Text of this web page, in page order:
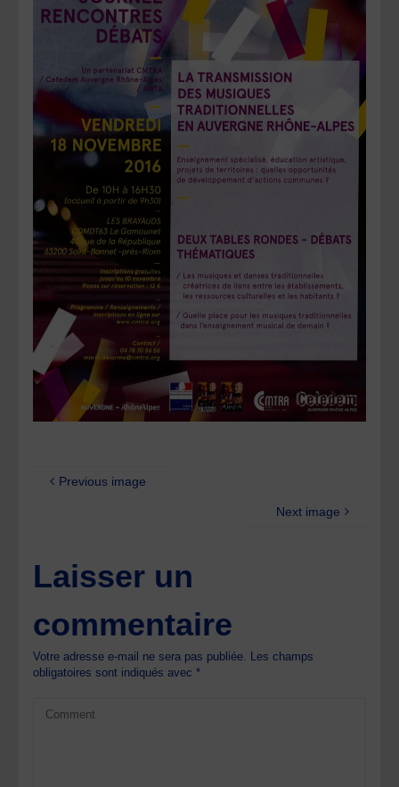
Previous image
Next image
Laisser un
commentaire
Votre adresse e-mail ne sera pas publiée. Les champs
obligatoires sont indiqués avec*